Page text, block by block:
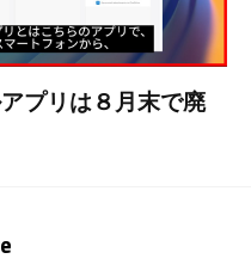
プリは８月末で廃